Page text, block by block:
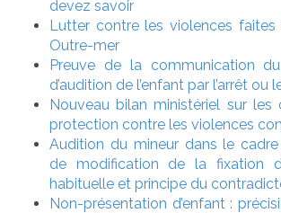
devez savoir
Lutter contre les violences faites
Outre-mer
Preuve de la communication
d’audition de l’enfant par l’arrêt ou
Nouveau bilan ministériel sur les
protection contre les violences
Audition du mineur dans le cadre
de modification de la fixation
habituelle et principe du
Non-présentation d’enfant :